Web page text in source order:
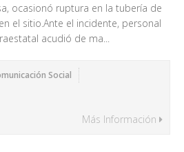
ocasionó ruptura en la tubería de
el sitio.Ante el incidente, personal
acudió de ma...
Social
Más Información